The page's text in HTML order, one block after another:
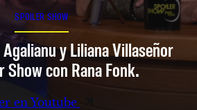
SPOILER SHOW
Agalianu y Liliana Villaseñor
Show con Rana Fonk.
en Youtube